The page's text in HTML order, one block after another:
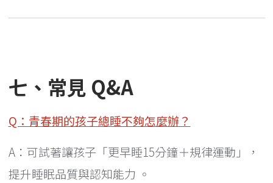
七、常見 Q&A
Q：青春期的孩子總睡不夠怎麼辦？
A：可試著讓孩子「更早睡15分鐘＋規律運動」，
提升睡眠品質與認知能力 。